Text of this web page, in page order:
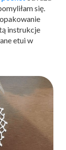
się.
instrukcje
etui w